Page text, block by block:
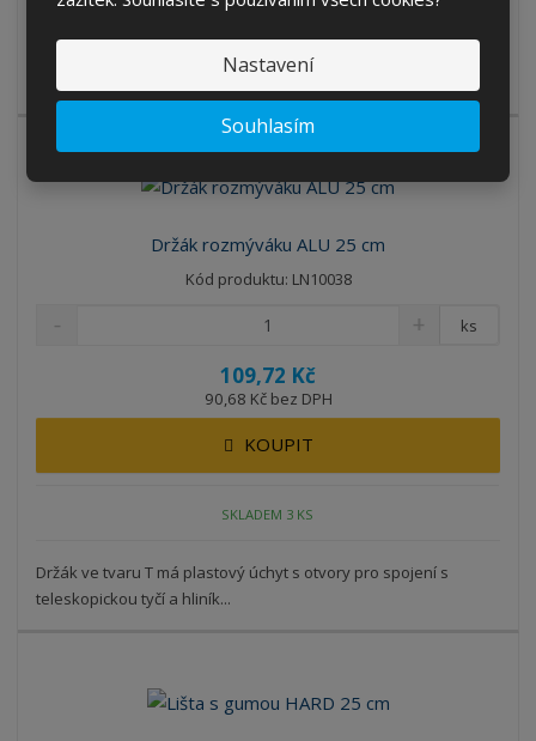
Nastavení
Souhlasím
Škrabka bezpečnostní klasik 4 cm je včetně břitu.
Držák rozmýváku ALU 25 cm
Kód produktu: LN10038
109,72 Kč
90,68 Kč bez DPH
ks
KOUPIT
SKLADEM 3 KS
Držák ve tvaru T má plastový úchyt s otvory pro spojení s
teleskopickou tyčí a hliník...